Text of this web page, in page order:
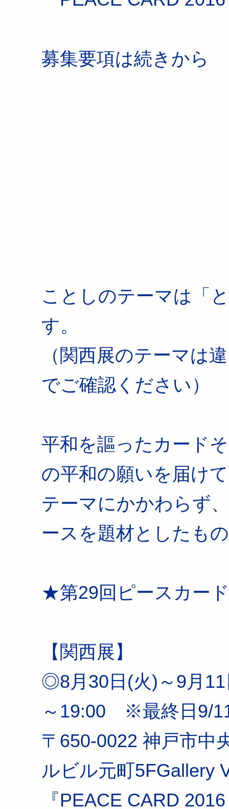
募集要項は続きから
ことしのテーマは「
す。
（関西展のテーマは
でご確認ください）
平和を謳ったカード
の平和の願いを届け
テーマにかかわらず
ースを題材としたも
★第29回ピースカー
【関西展】
◎8月30日(火)～9月
～19:00 ※最終日9/
〒650-0022 神戸市中
ルビル元町5FGallery
『PEACE CARD